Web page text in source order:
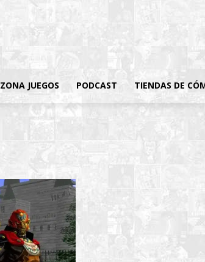
ZONA JUEGOS PODCAST TIENDAS DE